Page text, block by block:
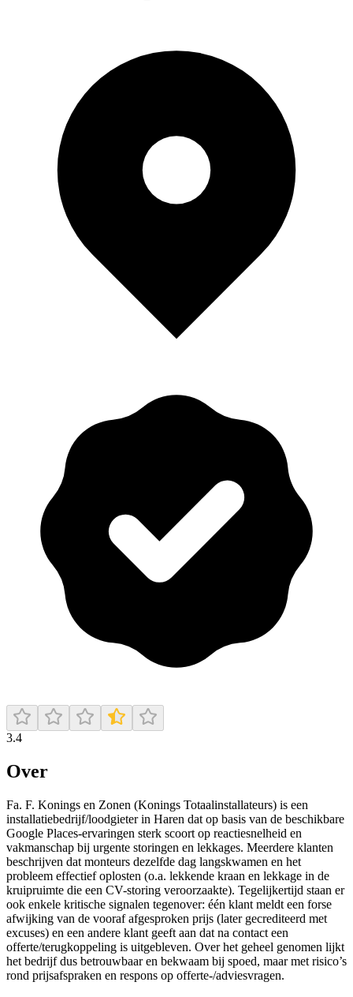
3.4
Over
Fa. F. Konings en Zonen (Konings Totaalinstallateurs) is een
installatiebedrijf/loodgieter in Haren dat op basis van de beschikbare
Google Places-ervaringen sterk scoort op reactiesnelheid en
vakmanschap bij urgente storingen en lekkages. Meerdere klanten
beschrijven dat monteurs dezelfde dag langskwamen en het
probleem effectief oplosten (o.a. lekkende kraan en lekkage in de
kruipruimte die een CV-storing veroorzaakte). Tegelijkertijd staan er
ook enkele kritische signalen tegenover: één klant meldt een forse
afwijking van de vooraf afgesproken prijs (later gecrediteerd met
excuses) en een andere klant geeft aan dat na contact een
offerte/terugkoppeling is uitgebleven. Over het geheel genomen lijkt
het bedrijf dus betrouwbaar en bekwaam bij spoed, maar met risico’s
rond prijsafspraken en respons op offerte-/adviesvragen.